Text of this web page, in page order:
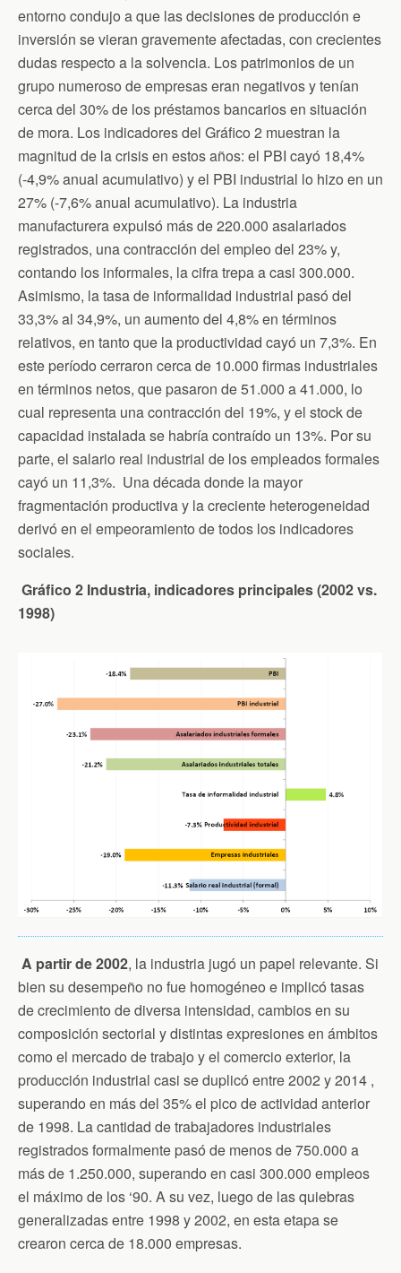
entorno condujo a que las decisiones de producción e
inversión se vieran gravemente afectadas, con crecientes
dudas respecto a la solvencia. Los patrimonios de un
grupo numeroso de empresas eran negativos y tenían
cerca del 30% de los préstamos bancarios en situación
de mora. Los indicadores del Gráfico 2 muestran la
magnitud de la crisis en estos años: el PBI cayó 18,4%
(-4,9% anual acumulativo) y el PBI industrial lo hizo en un
27% (-7,6% anual acumulativo). La industria
manufacturera expulsó más de 220.000 asalariados
registrados, una contracción del empleo del 23% y,
contando los informales, la cifra trepa a casi 300.000.
Asimismo, la tasa de informalidad industrial pasó del
33,3% al 34,9%, un aumento del 4,8% en términos
relativos, en tanto que la productividad cayó un 7,3%. En
este período cerraron cerca de 10.000 firmas industriales
en términos netos, que pasaron de 51.000 a 41.000, lo
cual representa una contracción del 19%, y el stock de
capacidad instalada se habría contraído un 13%. Por su
parte, el salario real industrial de los empleados formales
cayó un 11,3%. Una década donde la mayor
fragmentación productiva y la creciente heterogeneidad
derivó en el empeoramiento de todos los indicadores
sociales.
Gráfico 2 Industria, indicadores principales (2002 vs.
1998)
A partir de 2002, la industria jugó un papel relevante. Si
bien su desempeño no fue homogéneo e implicó tasas
de crecimiento de diversa intensidad, cambios en su
composición sectorial y distintas expresiones en ámbitos
como el mercado de trabajo y el comercio exterior, la
producción industrial casi se duplicó entre 2002 y 2014 ,
superando en más del 35% el pico de actividad anterior
de 1998. La cantidad de trabajadores industriales
registrados formalmente pasó de menos de 750.000 a
más de 1.250.000, superando en casi 300.000 empleos
el máximo de los ‘90. A su vez, luego de las quiebras
generalizadas entre 1998 y 2002, en esta etapa se
crearon cerca de 18.000 empresas.